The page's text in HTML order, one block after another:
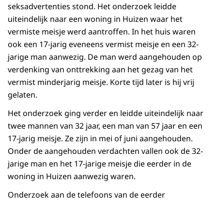
seksadvertenties stond. Het onderzoek leidde
uiteindelijk naar een woning in Huizen waar het
vermiste meisje werd aantroffen. In het huis waren
ook een 17-jarig eveneens vermist meisje en een 32-
jarige man aanwezig. De man werd aangehouden op
verdenking van onttrekking aan het gezag van het
vermist minderjarig meisje. Korte tijd later is hij vrij
gelaten.
Het onderzoek ging verder en leidde uiteindelijk naar
twee mannen van 32 jaar, een man van 57 jaar en een
17-jarig meisje. Ze zijn in mei of juni aangehouden.
Onder de aangehouden verdachten vallen ook de 32-
jarige man en het 17-jarige meisje die eerder in de
woning in Huizen aanwezig waren.
Onderzoek aan de telefoons van de eerder